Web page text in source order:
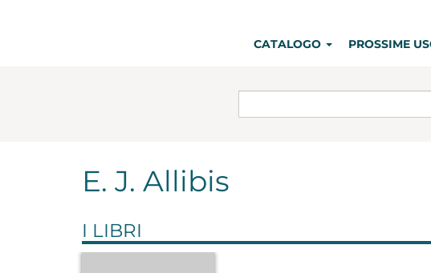
CATALOGO PROSSIME
E. J. Allibis
I LIBRI